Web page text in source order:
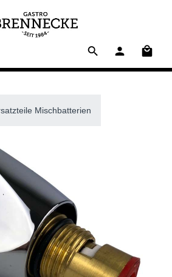
Mischbatterien